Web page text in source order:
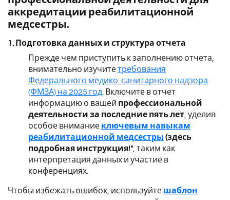
аккредитации реабилитационной
медсестры.
1. Подготовка данных и структура отчета
Прежде чем приступить к заполнению отчета,
внимательно изучитетребования
Федерального медико-санитарного надзора
(ФМЗА) на 2025 год . Включите в отчет
информацию о вашей профессиональной
деятельности за последние пять лет , уделив
особое внимание ключевым навыкам
реабилитационной медсестры (здесь
подробная инструкция!" , таким как
интерпретация данных и участие в
конференциях.
Чтобы избежать ошибок, используйте шаблон